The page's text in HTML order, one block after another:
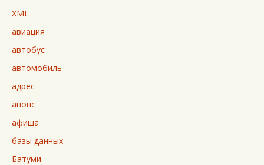
XML
авиация
автобус
автомобиль
адрес
анонс
афиша
базы данных
Батуми